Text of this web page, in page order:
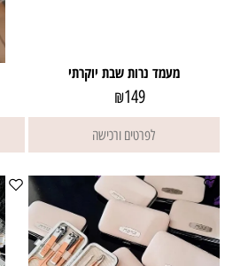
מעמד נרות שבת יוקרתי
₪149
לפרטים ורכישה